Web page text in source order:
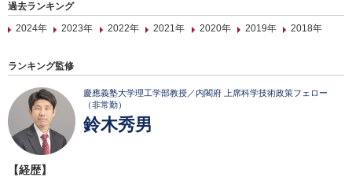
過去ランキング
2024年
2023年 2022年 2021年 2020年 2019年 2018年
ランキング監修
慶應義塾大学理工学部教授／内閣府 上席科学技術政策フェロー
（非常勤）
鈴木秀男
【経歴】